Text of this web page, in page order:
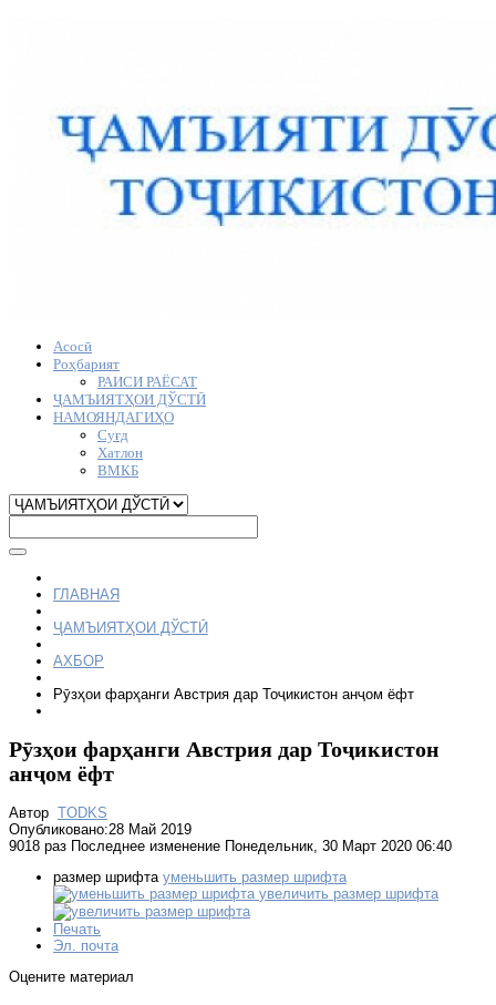
Асосӣ
Роҳбарият
РАИСИ РАЁСАТ
ҶАМЪИЯТҲОИ ДЎСТӢ
НАМОЯНДАГИҲО
Суғд
Хатлон
ВМКБ
ГЛАВНАЯ
ҶАМЪИЯТҲОИ ДЎСТӢ
АХБОР
Рӯзҳои фарҳанги Австрия дар Тоҷикистон анҷом ёфт
Рӯзҳои фарҳанги Австрия дар Тоҷикистон
анҷом ёфт
Автор TODKS
Опубликовано:28 Май 2019
9018 раз Последнее изменение Понедельник, 30 Март 2020 06:40
размер шрифта уменьшить размер шрифта
увеличить размер шрифта
Печать
Эл. почта
Оцените материал